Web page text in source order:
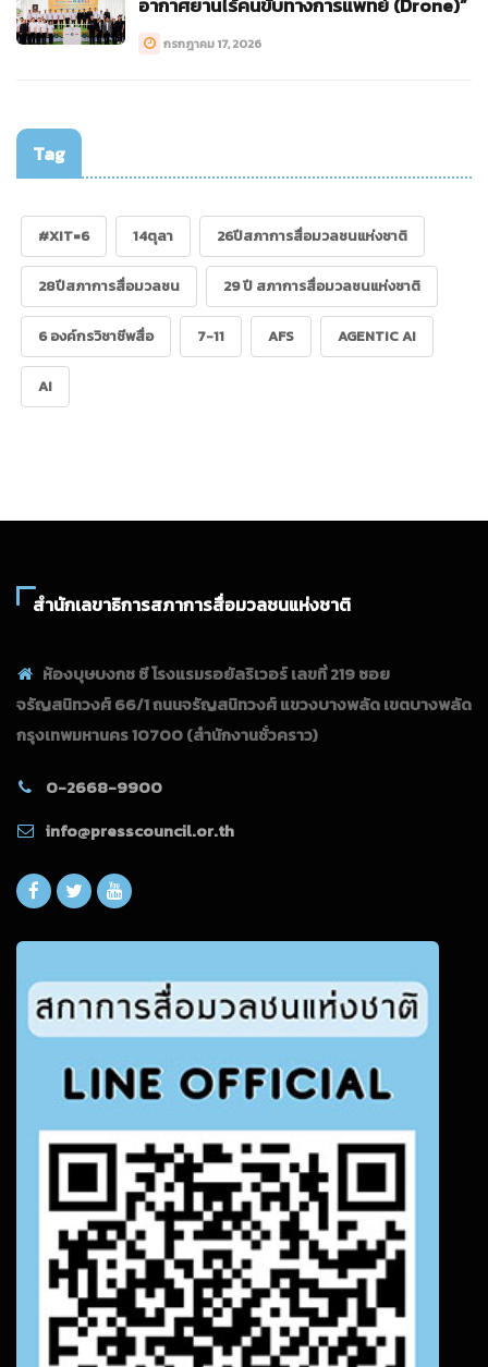
อากาศยานไร้คนขับทางการแพทย์ (Drone)”
กรกฎาคม 17, 2026
Tag
#XIT=6 14ตุลา 26ปีสภาการสื่อมวลชนแห่งชาติ
28ปีสภาการสื่อมวลชน 29 ปี สภาการสื่อมวลชนแห่งชาติ
6 องค์กรวิชาชีพสื่อ 7-11 AFS AGENTIC AI
AI
สำนักเลขาธิการสภาการสื่อมวลชนแห่งชาติ
ห้องบุษบงกช ซี โรงแรมรอยัลริเวอร์ เลขที่ 219 ซอย
จรัญสนิทวงศ์ 66/1 ถนนจรัญสนิทวงศ์ แขวงบางพลัด เขตบางพลัด
กรุงเทพมหานคร 10700(สำนักงานชั่วคราว)
0-2668-9900
info@presscouncil.or.th